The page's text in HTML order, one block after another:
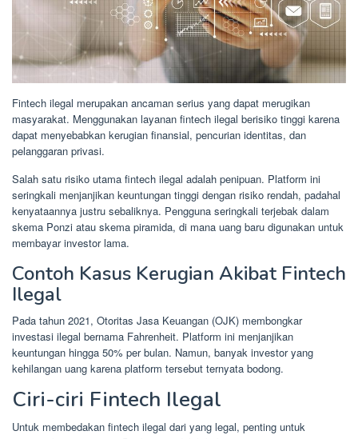
Fintech ilegal merupakan ancaman serius yang dapat merugikan
masyarakat. Menggunakan layanan fintech ilegal berisiko tinggi karena
dapat menyebabkan kerugian finansial, pencurian identitas, dan
pelanggaran privasi.
Salah satu risiko utama fintech ilegal adalah penipuan. Platform ini
seringkali menjanjikan keuntungan tinggi dengan risiko rendah, padahal
kenyataannya justru sebaliknya. Pengguna seringkali terjebak dalam
skema Ponzi atau skema piramida, di mana uang baru digunakan untuk
membayar investor lama.
Contoh Kasus Kerugian Akibat Fintech
Ilegal
Pada tahun 2021, Otoritas Jasa Keuangan (OJK) membongkar
investasi ilegal bernama Fahrenheit. Platform ini menjanjikan
keuntungan hingga 50% per bulan. Namun, banyak investor yang
kehilangan uang karena platform tersebut ternyata bodong.
Ciri-ciri Fintech Ilegal
Untuk membedakan fintech ilegal dari yang legal, penting untuk